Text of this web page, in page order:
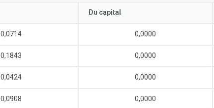
Du capital
0,0714 0,0000
0,1843 0,0000
0,0424 0,0000
0,0908 0,0000